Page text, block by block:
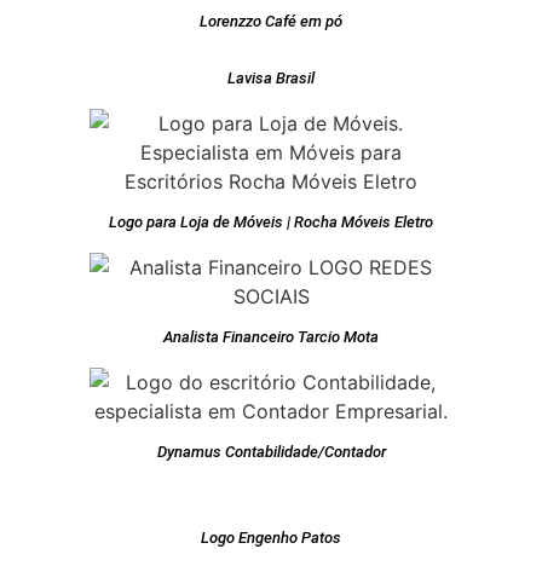
Lorenzzo Café em pó
Lavisa Brasil
Logo para Loja de Móveis | Rocha Móveis Eletro
Analista Financeiro Tarcio Mota
Dynamus Contabilidade/Contador
Logo Engenho Patos